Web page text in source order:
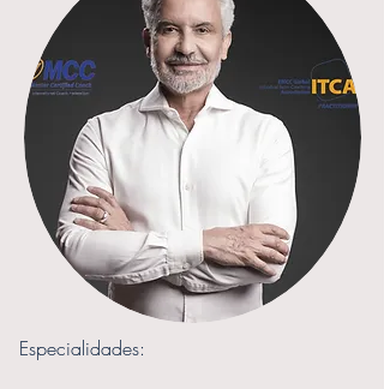
Especialidades: